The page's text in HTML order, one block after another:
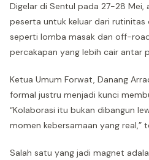
Digelar di Sentul pada 27-28 Mei,
peserta untuk keluar dari rutinitas
seperti lomba masak dan off-
percakapan yang lebih cair antar
Ketua Umum Forwat, Danang
formal justru menjadi kunci
“Kolaborasi itu bukan dibangun
momen kebersamaan yang real,”
Salah satu yang jadi magnet